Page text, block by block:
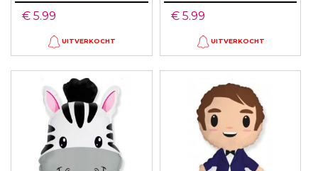
€ 5.99
UITVERKOCHT
€ 5.99
UITVERKOCHT